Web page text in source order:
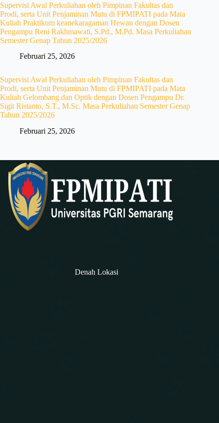
Supervisi Awal Perkuliahan oleh Pimpinan Fakultas dan
Prodi, serta Unit Penjaminan Mutu di FPMIPATI pada Mata
Kuliah Praktikum keanekaragaman Hewan dengan Dosen
Pengampu Reni Rakhmawati, S.Pd., M.Pd. Masa Perkuliahan
Semester Genap Tahun 2025/2026
Februari 25, 2026
Supervisi Awal Perkuliahan oleh Pimpinan Fakultas dan
Prodi, serta Unit Penjaminan Mutu di FPMIPATI pada Mata
Kuliah Gelombang dan Optik dengan Dosen Pengampu Dr.
Sigit Ristanto, S.T., M.Sc. Masa Perkuliahan Semester Genap
Tahun 2025/2026
Februari 25, 2026
Denah Lokasi